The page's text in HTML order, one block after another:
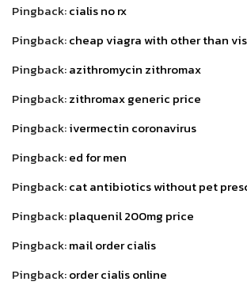
Pingback:cialis no rx
Pingback:cheap viagra with other than
Pingback:azithromycin zithromax
Pingback:zithromax generic price
Pingback:ivermectin coronavirus
Pingback:ed for men
Pingback:cat antibiotics without pet
Pingback:plaquenil 200mg price
Pingback:mail order cialis
Pingback:order cialis online